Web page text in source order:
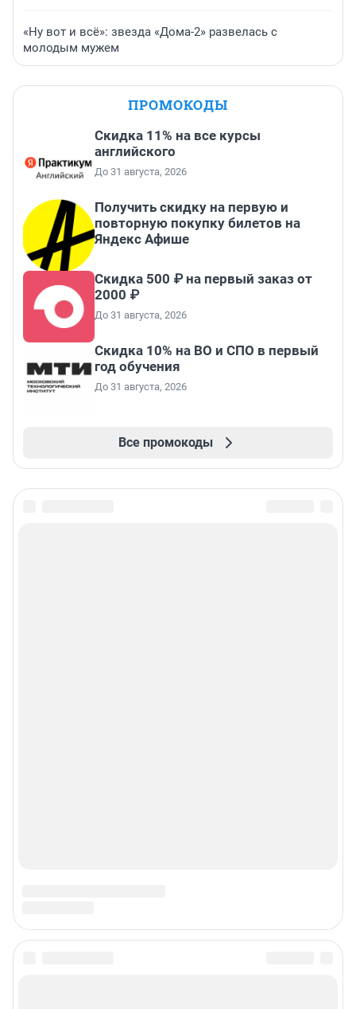
«Ну вот и всё»: звезда «Дома-2» развелась с
молодым мужем
ПРОМОКОДЫ
Скидка 11% на все курсы
английского
До 31 августа, 2026
Получить скидку на первую и
повторную покупку билетов на
Яндекс Афише
Скидка 500 ₽ на первый заказ от
2000 ₽
До 31 августа, 2026
Скидка 10% на ВО и СПО в первый
год обучения
До 31 августа, 2026
Все промокоды